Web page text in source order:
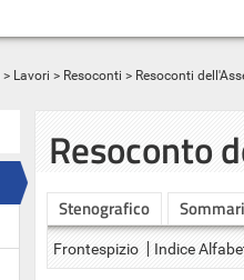
> Lavori > Resoconti > Resoconti
Resoconto
Stenografico
Frontespizio Indice